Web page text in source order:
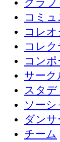
グラ
コミ
コレ
コレ
コン
サーク
スタ
ソー
ダンサ
チーム